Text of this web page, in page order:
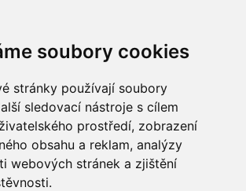
soubory cookies
stránky používají soubory
sledovací nástroje s cílem
prostředí, zobrazení
obsahu a reklam, analýzy
webových stránek a zjištění